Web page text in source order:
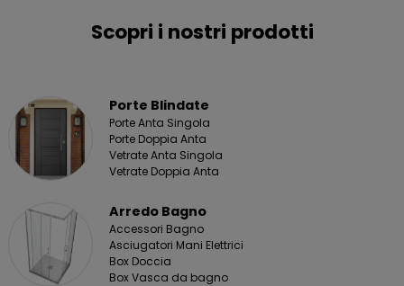
Scopri i nostri prodotti
Porte Blindate
Porte Anta Singola
Porte Doppia Anta
Vetrate Anta Singola
Vetrate Doppia Anta
Arredo Bagno
Accessori Bagno
Asciugatori Mani Elettrici
Box Doccia
Box Vasca da bagno